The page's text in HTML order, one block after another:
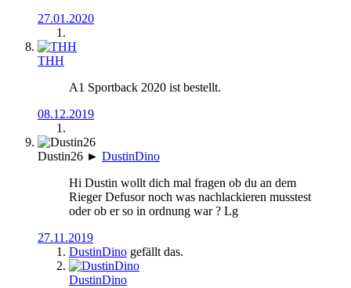
27.01.2020
THH
A1 Sportback 2020 ist bestellt.
08.12.2019
Dustin26 ► DustinDino
Hi Dustin wollt dich mal fragen ob du an dem
Rieger Defusor noch was nachlackieren musstest
oder ob er so in ordnung war ? Lg
27.11.2019
DustinDino gefällt das.
DustinDino